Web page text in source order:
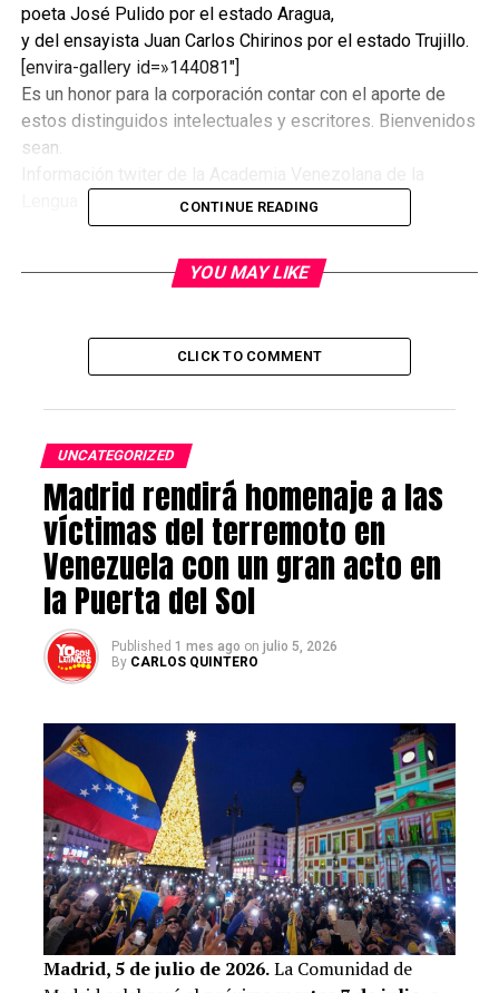
poeta José Pulido por el estado Aragua,
y del ensayista Juan Carlos Chirinos por el estado Trujillo.
[envira-gallery id=»144081″]
Es un honor para la corporación contar con el aporte de
estos distinguidos intelectuales y escritores. Bienvenidos
sean.
Venezolanos exentos de solicitar la visa para Aruba,
Escritores venezolanos presentes en el festival Verdial
en Málaga
CONTINUE READING
YOU MAY LIKE
CLICK TO COMMENT
UNCATEGORIZED
Madrid rendirá homenaje a las
víctimas del terremoto en
Venezuela con un gran acto en
la Puerta del Sol
Published 1 mes ago on julio 5, 2026
By CARLOS QUINTERO
Madrid, 5 de julio de 2026.La Comunidad de